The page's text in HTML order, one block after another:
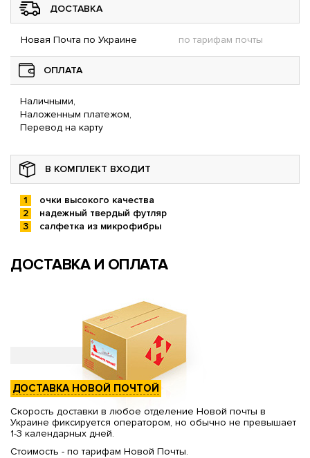
ДОСТАВКА
Новая Почта по Украине по тарифам почты
ОПЛАТА
Наличными,
Наложенным платежом,
Перевод на карту
В КОМПЛЕКТ ВХОДИТ
очки высокого качества
надежный твердый футляр
салфетка из микрофибры
ДОСТАВКА И ОПЛАТА
ДОСТАВКА НОВОЙ ПОЧТОЙ
Скорость доставки в любое отделение Новой почты в
Украине фиксируется оператором, но обычно не превышает
1-3 календарных дней.
Стоимость - по тарифам Новой Почты.